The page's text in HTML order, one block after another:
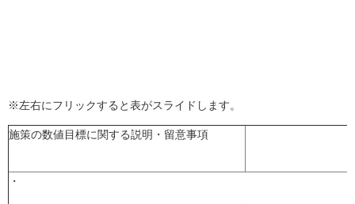
※左右にフリックすると表がスライドします。
施策の数値目標に関する説明・留意事項
・